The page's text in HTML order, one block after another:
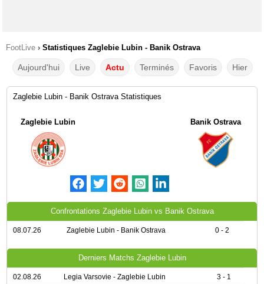
FootLive › Statistiques Zaglebie Lubin - Banik Ostrava
Aujourd'hui Live Actu Terminés Favoris Hier
Zaglebie Lubin - Banik Ostrava Statistiques
Zaglebie Lubin Banik Ostrava
Confrontations Zaglebie Lubin vs Banik Ostrava
08.07.26 Zaglebie Lubin - Banik Ostrava 0 - 2
Derniers Matchs Zaglebie Lubin
02.08.26 Legia Varsovie - Zaglebie Lubin 3 - 1